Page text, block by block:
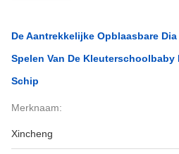
De Aantrekkelijke Opblaasbare
Spelen Van De Kleuterschoolbaby
Schip
Merknaam:
Xincheng